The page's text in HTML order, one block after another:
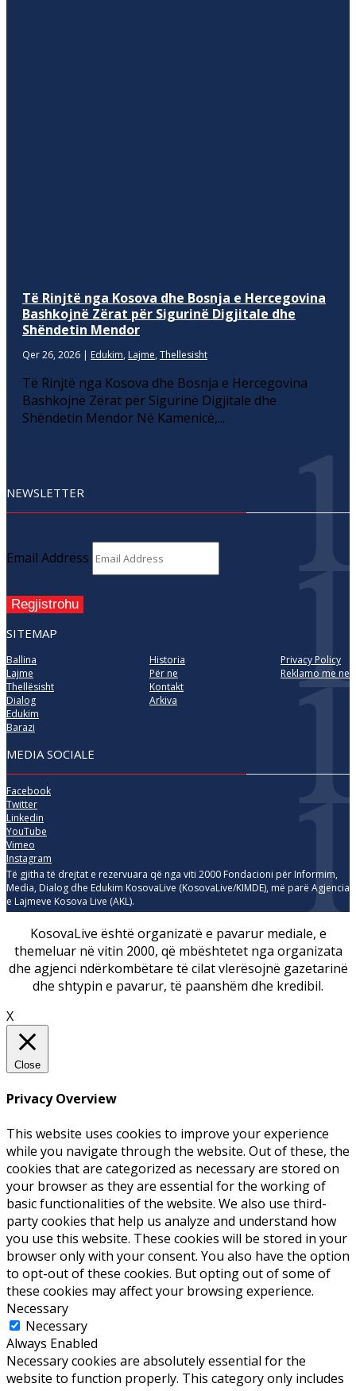
Të Rinjtë nga Kosova dhe Bosnja e Hercegovina
Bashkojnë Zërat për Sigurinë Digjitale dhe
Shëndetin Mendor
Qer 26, 2026 | Edukim, Lajme, Thellesisht
Të Rinjtë nga Kosova dhe Bosnja e Hercegovina
Bashkojnë Zërat për Sigurinë Digjitale dhe
Shëndetin Mendor Në Kamenicë,...
NEWSLETTER
Email Address
Regjistrohu
SITEMAP
Ballina
Lajme
Thellësisht
Dialog
Edukim
Barazi
Historia
Për ne
Kontakt
Arkiva
Privacy Policy
Reklamo me ne
MEDIA SOCIALE
Facebook
Twitter
Linkedin
YouTube
Vimeo
Instagram
Të gjitha të drejtat e rezervuara që nga viti 2000 Fondacioni për Informim,
Media, Dialog dhe Edukim KosovaLive (KosovaLive/KIMDE), më parë Agjencia
e Lajmeve Kosova Live (AKL).
KosovaLive është organizatë e pavarur mediale, e
themeluar në vitin 2000, që mbështetet nga organizata
dhe agjenci ndërkombëtare të cilat vlerësojnë gazetarinë
dhe shtypin e pavarur, të paanshëm dhe kredibil.
X
Close
Privacy Overview
This website uses cookies to improve your experience
while you navigate through the website. Out of these, the
cookies that are categorized as necessary are stored on
your browser as they are essential for the working of
basic functionalities of the website. We also use third-
party cookies that help us analyze and understand how
you use this website. These cookies will be stored in your
browser only with your consent. You also have the option
to opt-out of these cookies. But opting out of some of
these cookies may affect your browsing experience.
Necessary
Necessary
Always Enabled
Necessary cookies are absolutely essential for the
website to function properly. This category only includes